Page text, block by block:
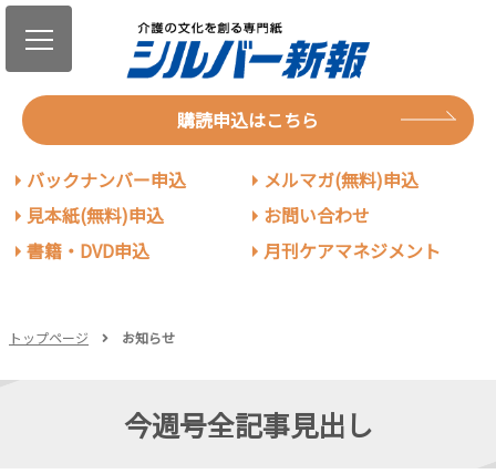
購読申込はこちら
バックナンバー申込
見本紙(無料)申込
書籍・DVD申込
メルマガ(無料)申込
お問い合わせ
月刊ケアマネジメント
トップページ お知らせ
今週号全記事見出し